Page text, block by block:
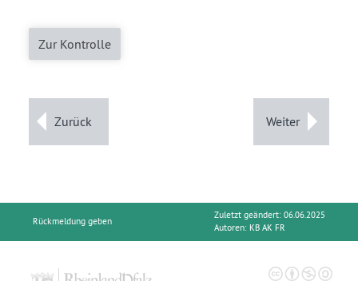
Zur Kontrolle
Zurück Weiter
Rückmeldung geben
Zuletzt geändert: 06.06.2025
Autoren: KB AK FR